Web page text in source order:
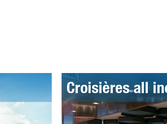
Croisières all